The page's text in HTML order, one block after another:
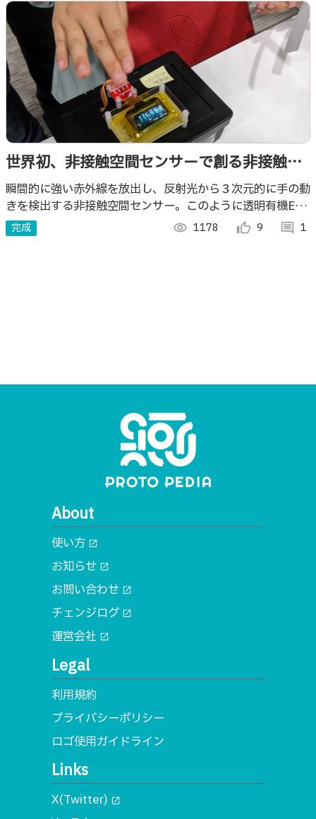
世界初、非接触空間センサーで創る非接触タ
ッチパネル
瞬間的に強い赤外線を放出し、反射光から３次元的に手の動
きを検出する非接触空間センサー。このように透明有機EL
パネルの裏からセンシングすると非接触でスワイプや選択な
どの操作が可能になります。
完成 visibility 1178 thumb_up_alt 9 comment 1
About
使い方 open_in_new
お知らせ open_in_new
お問い合わせ open_in_new
チェンジログ open_in_new
運営会社 open_in_new
Legal
利用規約
プライバシーポリシー
ロゴ使用ガイドライン
Links
X(Twitter) open_in_new